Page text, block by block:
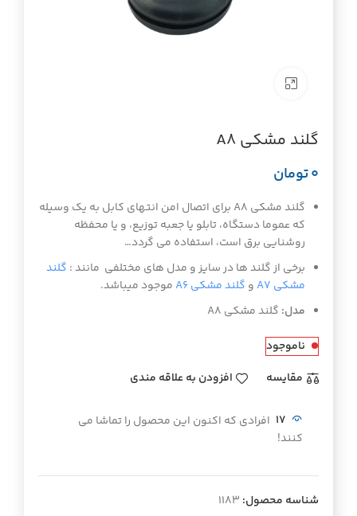
گلند مشکی A8
تومان
گلند مشکی A8 برای اتصال امن انتهای کابل به یک وسیله
که عموما دستگاه، تابلو یا جعبه توزیع، و یا محفظه
روشنایی برق است، استفاده می گردد…
برخی از گلند ها در سایز و مدل های مختلفی مانند : گلند
مشکی A7
و گلند مشکی A6
موجود میباشد.
مدل: گلند مشکی A8
ناموجود
مقايسه
افزودن به علاقه مندی
17 افرادی که اکنون این محصول را تماشا می
کنند!
شناسه محصول: ۱۱۸۳